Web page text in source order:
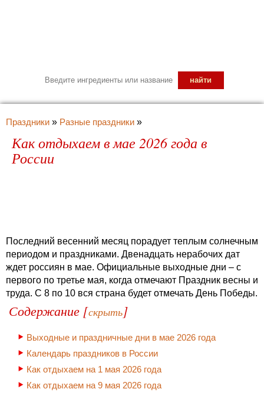
Праздники » Разные праздники »
Как отдыхаем в мае 2026 года в
России
Последний весенний месяц порадует теплым солнечным
периодом и праздниками. Двенадцать нерабочих дат
ждет россиян в мае. Официальные выходные дни – с
первого по третье мая, когда отмечают Праздник весны и
труда. С 8 по 10 вся страна будет отмечать День Победы.
Содержание [скрыть]
Выходные и праздничные дни в мае 2026 года
Календарь праздников в России
Как отдыхаем на 1 мая 2026 года
Как отдыхаем на 9 мая 2026 года